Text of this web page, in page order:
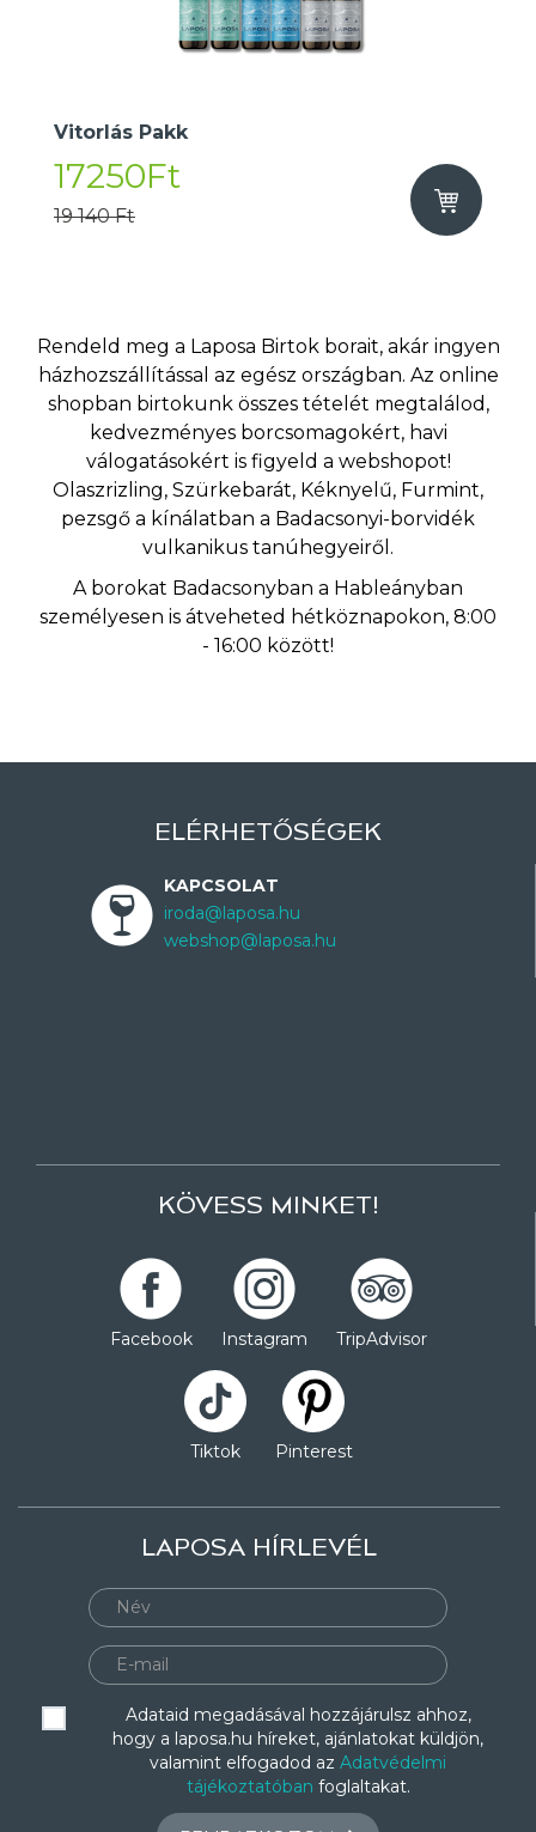
Vitorlás Pakk
17250Ft
19 140 Ft
Rendeld meg a Laposa Birtok borait, akár ingyen
házhozszállítással az egész országban. Az online
shopban birtokunk összes tételét megtalálod,
kedvezményes borcsomagokért, havi
válogatásokért is figyeld a webshopot!
Olaszrizling, Szürkebarát, Kéknyelű, Furmint,
pezsgő a kínálatban a Badacsonyi-borvidék
vulkanikus tanúhegyeiről.
A borokat Badacsonyban a Hableányban
személyesen is átveheted hétköznapokon, 8:00
- 16:00 között!
ELÉRHETŐSÉGEK
KAPCSOLAT
iroda@laposa.hu
webshop@laposa.hu
KÖVESS MINKET!
Facebook Instagram TripAdvisor
Tiktok Pinterest
LAPOSA HÍRLEVÉL
Adataid megadásával hozzájárulsz ahhoz,
hogy a laposa.hu híreket, ajánlatokat küldjön,
valamint elfogadod az Adatvédelmi
tájékoztatóban foglaltakat.